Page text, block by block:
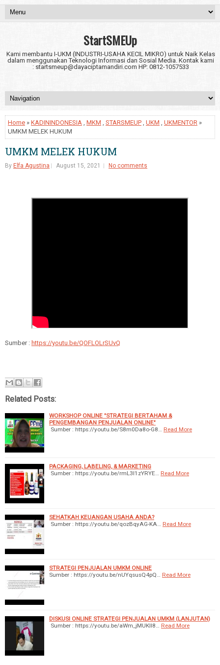
StartSMEUp
Kami membantu I-UKM (INDUSTRI-USAHA KECIL MIKRO) untuk Naik Kelas
dalam menggunakan Teknologi Informasi dan Sosial Media. Kontak kami
: startsmeup@dayaciptamandiri.com HP: 0812-1057533
Home » KADININDONESIA , MKM , STARSMEUP , UKM , UKMENTOR »
UMKM MELEK HUKUM
UMKM MELEK HUKUM
By Elfa Agustina August 15, 2021 No comments
Sumber : https://youtu.be/QOFLOLrSUvQ
Related Posts:
WORKSHOP ONLINE "STRATEGI BERTAHAM &
PENGEMBANGAN PENJUALAN ONLINE"
Sumber : https://youtu.be/S8m0Da8o-G8…
Read More
PACKAGING, LABELING, & MARKETING
Sumber : https://youtu.be/rmL3I1zYRYE…
Read More
SEHATKAH KEUANGAN USAHA ANDA?
Sumber : https://youtu.be/qozBqyAG-KA…
Read More
STRATEGI PENJUALAN UMKM ONLINE
Sumber : https://youtu.be/nUYqsusQ4pQ…
Read More
DISKUSI ONLINE STRATEGI PENJUALAN UMKM (LANJUTAN)
Sumber : https://youtu.be/aWm_jMUKII8…
Read More